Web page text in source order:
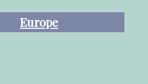
Europe